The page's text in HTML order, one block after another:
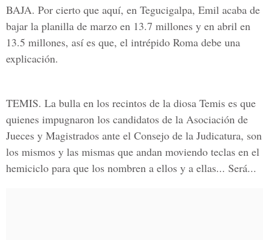
BAJA. Por cierto que aquí, en Tegucigalpa, Emil acaba de
bajar la planilla de marzo en 13.7 millones y en abril en
13.5 millones, así es que, el intrépido Roma debe una
explicación.
TEMIS. La bulla en los recintos de la diosa Temis es que
quienes impugnaron los candidatos de la Asociación de
Jueces y Magistrados ante el Consejo de la Judicatura, son
los mismos y las mismas que andan moviendo teclas en el
hemiciclo para que los nombren a ellos y a ellas... Será...